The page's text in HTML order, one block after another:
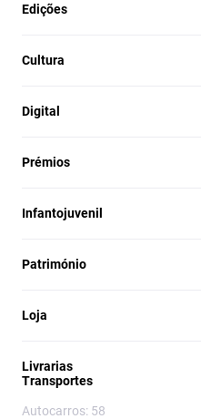
Edições
Cultura
Digital
Prémios
Infantojuvenil
Património
Loja
Livrarias
Transportes
Autocarros: 58